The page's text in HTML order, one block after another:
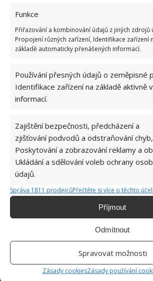
Funkce
Přiřazování a kombinování údajů z jiných zdrojů
Propojení různých zařízení, Identifikace zařízení
základě automaticky přenášených informací.
Používání přesných údajů o zeměpisné
Identifikace zařízení na základě aktivně
informací.
Zajištění bezpečnosti, předcházení a
zjišťování podvodů a odstraňování chyb,
Poskytování a zobrazování reklamy a
Ukládání a sdělování voleb ochrany
údajů.
Správa 1811 prodejcůPřečtěte si více o těchto
Příjmout
Odmítnout
Spravovat možnosti
Zásady cookiesZásady používání
BOLEST ZAD MATRACE